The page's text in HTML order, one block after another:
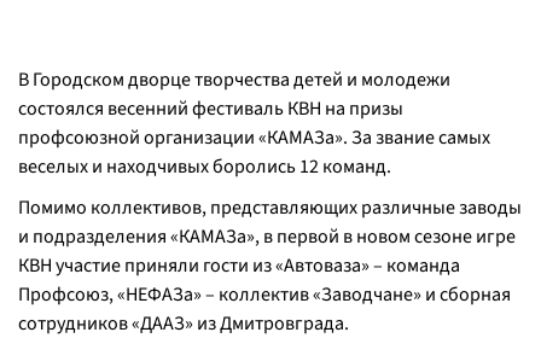
В Городском дворце творчества детей и молодежи
состоялся весенний фестиваль КВН на призы
профсоюзной организации «КАМАЗа». За звание самых
веселых и находчивых боролись 12 команд.
Помимо коллективов, представляющих различные заводы
и подразделения «КАМАЗа», в первой в новом сезоне игре
КВН участие приняли гости из «Автоваза» – команда
Профсоюз, «НЕФАЗа» – коллектив «Заводчане» и сборная
сотрудников «ДААЗ» из Дмитровграда.